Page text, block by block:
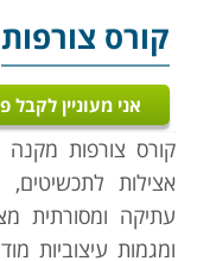
קורס צורפות
אני מעוניין לקבל
קורס צורפות
אצילות לתכשיטים,
עתיקה ומסורתית
ומגמות עיצוביות